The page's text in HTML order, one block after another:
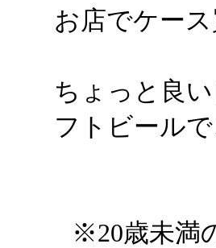
お店でケー
ちょっと良
フトビール
※20歳未満